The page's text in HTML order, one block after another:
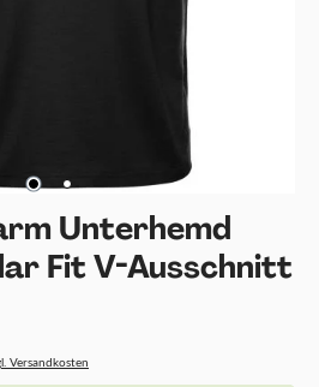
Unterhemd
Fit V-Ausschnitt
Versandkosten